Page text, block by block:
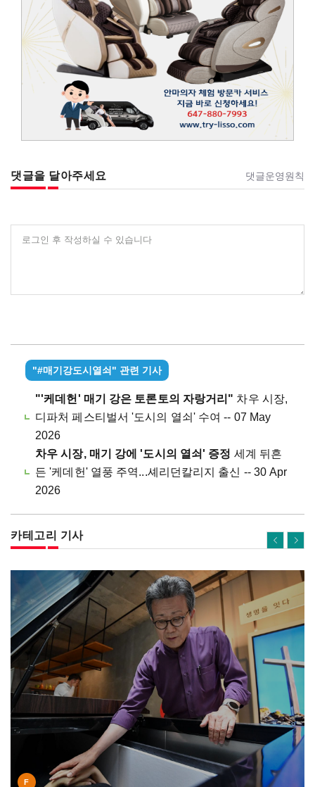
댓글을 달아주세요 댓글운영원칙
로그인 후 작성하실 수 있습니다
"#매기강도시열쇠" 관련 기사
"'케데헌' 매기 강은 토론토의 자랑거리" 차우 시장,
디파처 페스티벌서 '도시의 열쇠' 수여 -- 07 May
2026
차우 시장, 매기 강에 '도시의 열쇠' 증정 세계 뒤흔
든 '케데헌' 열풍 주역...셰리던칼리지 출신 -- 30 Apr
2026
카테고리 기사
F